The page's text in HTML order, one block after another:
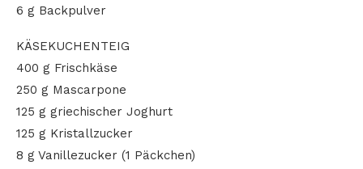
6 g Backpulver
KÄSEKUCHENTEIG
400 g Frischkäse
250 g Mascarpone
125 g griechischer Joghurt
125 g Kristallzucker
8 g Vanillezucker (1 Päckchen)